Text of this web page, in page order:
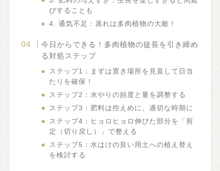
びすることも
4. 通気不足：蒸れは多肉植物の大敵！
今日からできる！多肉植物の徒長を引き締め
る対処ステップ
ステップ1：まずは置き場所を見直して日当
たりを確保！
ステップ2：水やりの頻度と量を調整する
ステップ3：肥料は控えめに、適切な時期に
ステップ4：ヒョロヒョロ伸びた部分を「剪
定（切り戻し）」で整える
ステップ5：水はけの良い用土への植え替え
を検討する